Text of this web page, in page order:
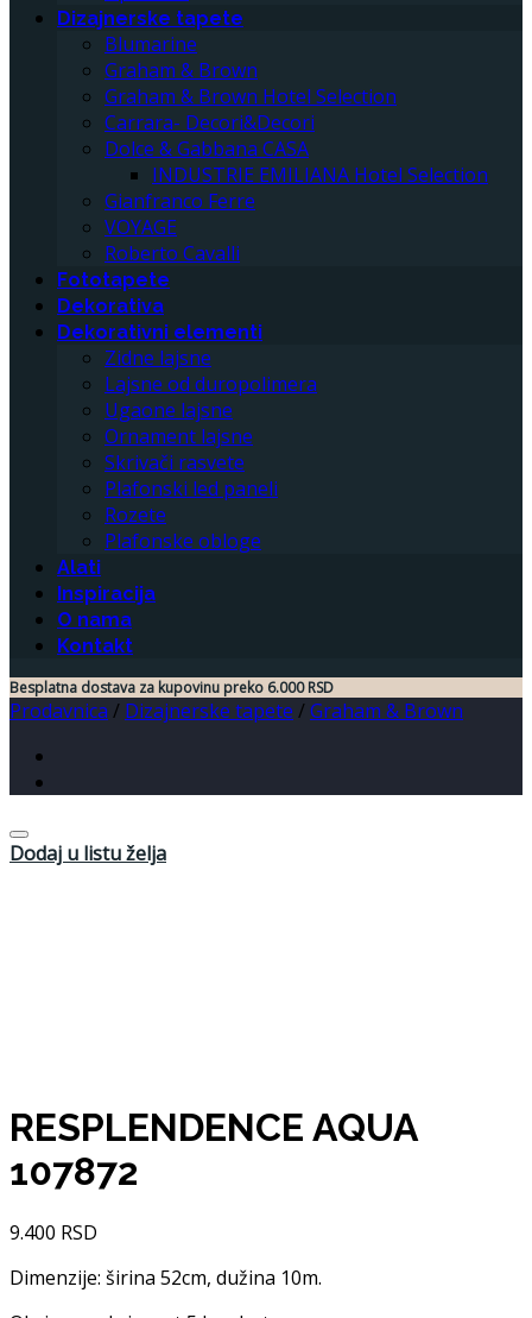
Dizajnerske tapete
Blumarine
Graham & Brown
Graham & Brown Hotel Selection
Carrara- Decori&Decori
Dolce & Gabbana CASA
INDUSTRIE EMILIANA Hotel Selection
Gianfranco Ferre
VOYAGE
Roberto Cavalli
Fototapete
Dekorativa
Dekorativni elementi
Zidne lajsne
Lajsne od duropolimera
Ugaone lajsne
Ornament lajsne
Skrivači rasvete
Plafonski led paneli
Rozete
Plafonske obloge
Alati
Inspiracija
O nama
Kontakt
Besplatna dostava za kupovinu preko 6.000 RSD
Prodavnica / Dizajnerske tapete /Graham & Brown
Dodaj u listu želja
RESPLENDENCE AQUA
107872
9.400 RSD
Dimenzije: širina 52cm, dužina 10m.